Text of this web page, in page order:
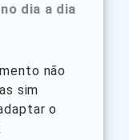
dia a dia
não
sim
o